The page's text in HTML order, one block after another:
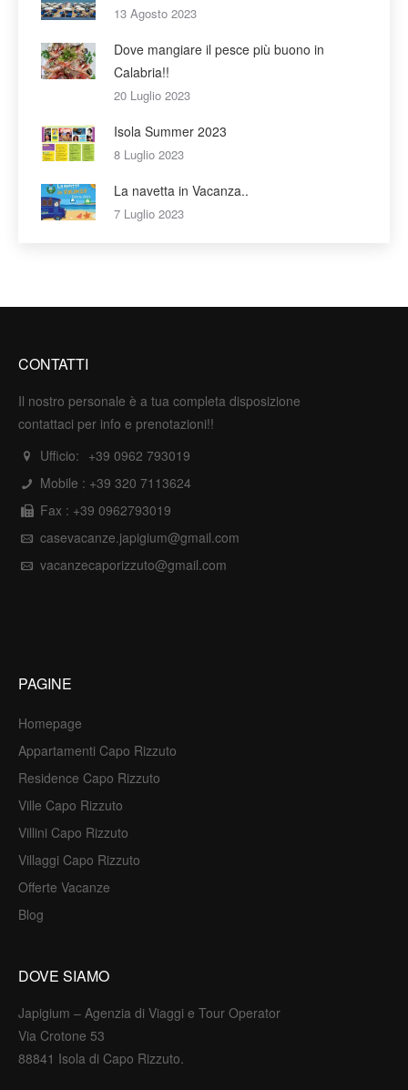
13 Agosto 2023
Dove mangiare il pesce più buono in
Calabria!!
20 Luglio 2023
Isola Summer 2023
8 Luglio 2023
La navetta in Vacanza..
7 Luglio 2023
CONTATTI
Il nostro personale è a tua completa disposizione
contattaci per info e prenotazioni!!
Ufficio: +39 0962 793019
Mobile : +39 320 7113624
Fax : +39 0962793019
casevacanze.japigium@gmail.com
vacanzecaporizzuto@gmail.com
PAGINE
Homepage
Appartamenti Capo Rizzuto
Residence Capo Rizzuto
Ville Capo Rizzuto
Villini Capo Rizzuto
Villaggi Capo Rizzuto
Offerte Vacanze
Blog
DOVE SIAMO
Japigium – Agenzia di Viaggi e Tour Operator
Via Crotone 53
88841 Isola di Capo Rizzuto.